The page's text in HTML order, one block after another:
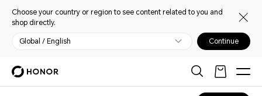
Choose your country or region to see content related to you and
shop directly.
Global / English Continue